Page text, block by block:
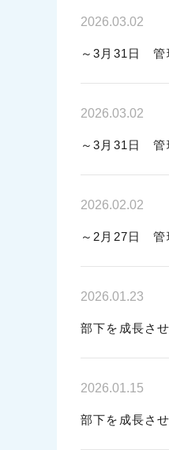
2026.03.02
～3月31日 管
2026.03.02
～3月31日 管
2026.02.02
～2月27日 管
2026.01.23
部下を成長さ
2026.01.15
部下を成長さ